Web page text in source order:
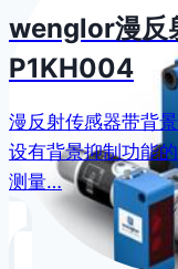
wenglor漫反
P1KH004
漫反射传感器带背
设有背景抑制功能
测量…